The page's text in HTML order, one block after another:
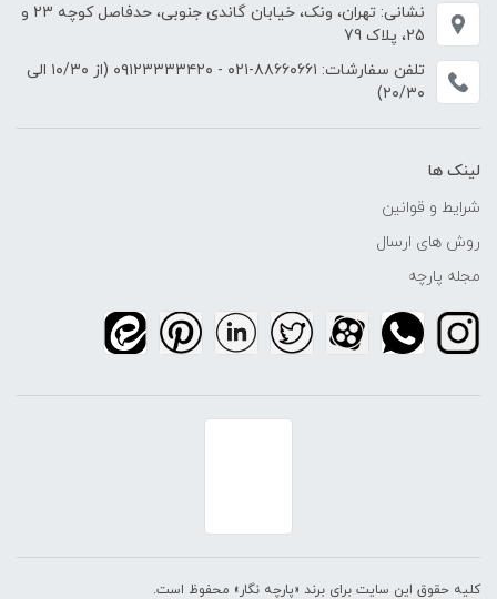
نشانی: تهران، ونک، خیابان گاندی جنوبی، حدفاصل کوچه 23 و
25، پلاک 79
تلفن سفارشات: ۸۸۶۶۰۶۶۱-۰۲۱ - ۰۹۱۲۳۳۳۳۴۲۰
(از ۱۰/۳۰ الی
۲۰/۳۰)
لینک ها
شرایط و قوانین
روش های ارسال
مجله پارچه
کلیه حقوق این سایت برای برند «پارچه نگار» محفوظ است.